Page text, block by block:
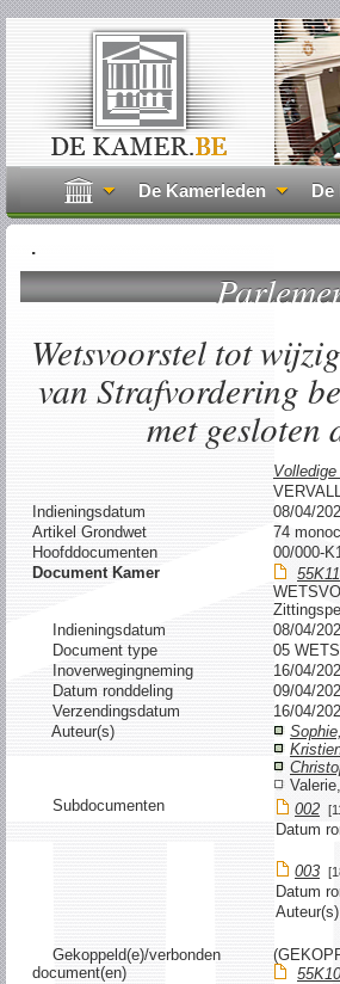
De Kamerleden De
.
Wetsvoorstel tot
van Strafvordering
met gesloten
Indieningsdatum
08/04/
Artikel Grondwet
74
Hoofddocumenten
00/000-
Document Kamer
Indieningsdatum
08/04/
Document type
05
Inoverwegingneming
16/04/
Datum ronddeling
09/04/
Verzendingsdatum
16/04/
Auteur(s)
Subdocumenten 002
Datum
003
Datum
Auteur(s)
Gekoppeld(e)/verbonden
document(en)